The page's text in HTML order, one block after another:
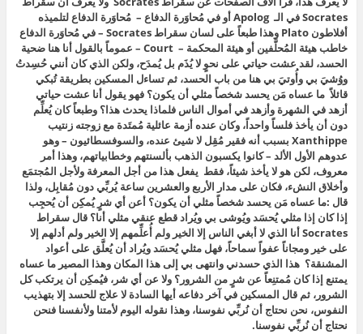
Socrates في الـ Apolog أو في مُحاوَرة الدفاع – مُحاوَرة الدفاع لتلميذه
أفلاطون Plato وهذا طبعاً على لسان سقراط Socrates – في مُحاوَرة الدفاع
خاطب هيئة المُحلَّفين أو هيئة المحكمة – Court – عموماً بالقول أنا هنا ضحية
الحسد، لقد عشت حياتي على نحوٍ لا يُذَم بل يُمدَح، ولكن الذي كان أنني حُسِدتُ
ووُشيَ بي وأُوتيَ بي هنا من باب الحسد، ثم تساءل المسكين بطريقة تُبكي
قائلاً ما عساه مَن يحسد شخصاً مثلي أن يكون؟ فهو يقول أنا عشت حياتي
أزهد في الشهرة وأزهد في أموال الناس فلماذا يحدث هذا؟ وطبعاً كان يُعلِّم
دون أن يأخذ فلساً واحداً، وكان عنده أزمة عائلية مُمتَدة مع زوجته زنتيب
Xanthippe بسبب أنه فقير مُقِل لا شيئ عنده، والسوفسطائيون – وهو
عدوهم الأول الألد – كانوا يكسبون الذهب بألسنتهم وخطابياتهم، وهذا أمر
معروف، لكن هو لا يأخذ شيئاً، فقط يفعل هذا من أجل المعرفة ولأجل المُجتمَع
وأخلاق النشء، فكان على مدار الأربع والعشرين ساعة يُربِّي دون مُقابِل، ولذا
قال :ما عساه مَن يحسد شخصاً مثلي أن يكون؟ أعن أي شرٍ يُمكِن أن يُحجِب
إذا كان إذا مثلي يُحسَد ويُوشى بي ويُراد قطع عنقي مثلي أنا؟ قال سقراط
Socrates أنا الذي لا أبغي الناس إلا الخير ولم أُعلِّمهم إلا الخير ولم أدلهم إلا
على خير ومجاناً عفواً سماحاً، فهل مثلي يُحسَد ويُراد أن يُعلَّق على أعواد
المشنقة؟ هذا الذي حسدني وانتهى بي إلى هذا المكان وهذا المصير ما عساه
يمتنع إذا كان مُمتنِعاً عن شرٍ من الشرور؟ ولا عن أي شر، فيُمكِن أن يرتكب كل
الشرور، ثم قال المسكين في آخر دفاعه أيها السادة لا علاج للحسد إلا بتهذيب
النفوس، نحن نحتاج أن نُربِّي نفوسنا، وهذا نقوله اليوم لأمتنا ولأنفسنا فنحن
نحتاج أن نُربِّي نفوسنا.